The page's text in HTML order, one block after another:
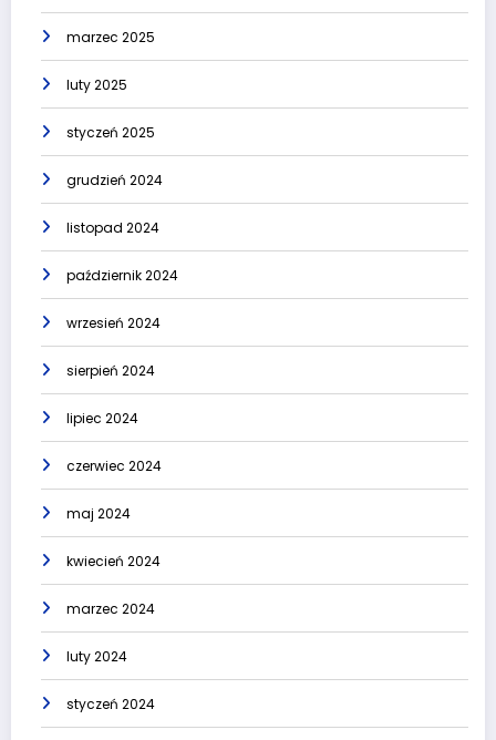
marzec 2025
luty 2025
styczeń 2025
grudzień 2024
listopad 2024
październik 2024
wrzesień 2024
sierpień 2024
lipiec 2024
czerwiec 2024
maj 2024
kwiecień 2024
marzec 2024
luty 2024
styczeń 2024